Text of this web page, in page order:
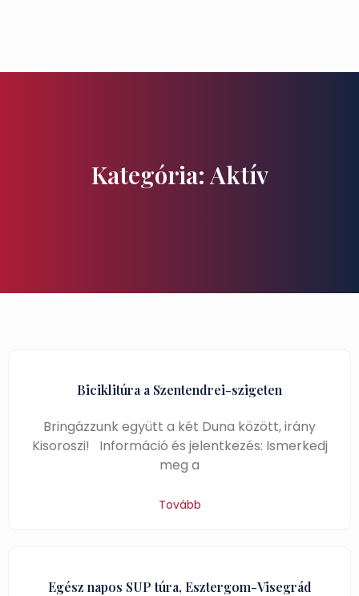
Kategória: Aktív
Biciklitúra a Szentendrei-szigeten
Bringázzunk együtt a két Duna között, irány
Kisoroszi! Információ és jelentkezés: Ismerkedj
meg a
Tovább
Egész napos SUP túra, Esztergom-Visegrád